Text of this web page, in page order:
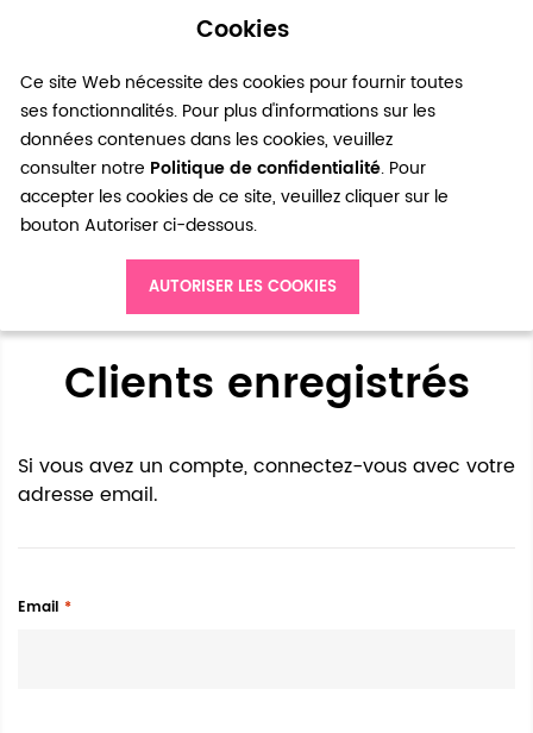
Cookies
Ce site Web nécessite des cookies pour fournir toutes
ses fonctionnalités. Pour plus d'informations sur les
données contenues dans les cookies, veuillez
consulter notre Politique de confidentialité. Pour
accepter les cookies de ce site, veuillez cliquer sur le
bouton Autoriser ci-dessous.
AUTORISER LES COOKIES
0
Accès client
Clients enregistrés
Si vous avez un compte, connectez-vous avec votre
adresse email.
Email